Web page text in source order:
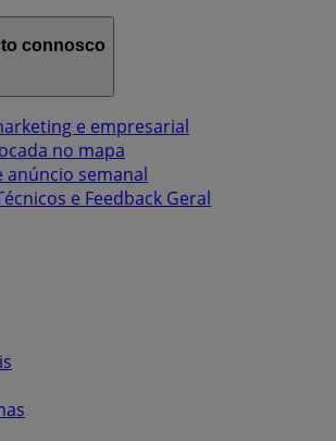
connosco
e empresarial
no mapa
anúncio semanal
e Feedback Geral